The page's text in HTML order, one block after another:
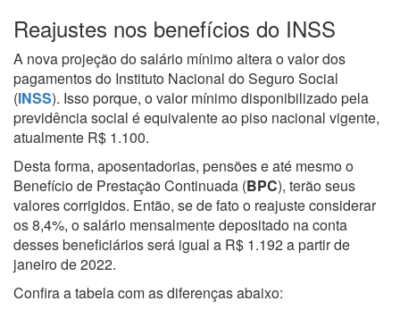
Reajustes nos benefícios do INSS
A nova projeção do salário mínimo altera o valor dos
pagamentos do Instituto Nacional do Seguro Social
(INSS). Isso porque, o valor mínimo disponibilizado pela
previdência social é equivalente ao piso nacional vigente,
atualmente R$ 1.100.
Desta forma, aposentadorias, pensões e até mesmo o
Benefício de Prestação Continuada (BPC), terão seus
valores corrigidos. Então, se de fato o reajuste considerar
os 8,4%, o salário mensalmente depositado na conta
desses beneficiários será igual a R$ 1.192 a partir de
janeiro de 2022.
Confira a tabela com as diferenças abaixo: